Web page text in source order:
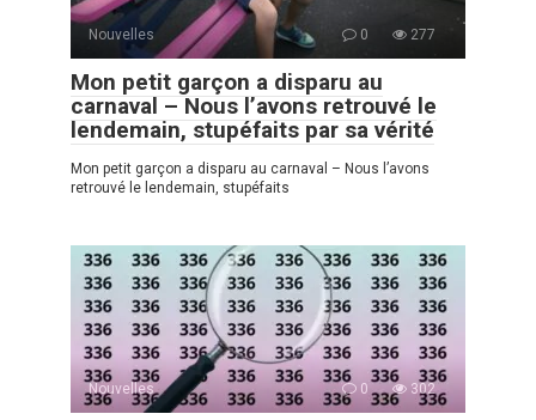
Nouvelles 0 277
Mon petit garçon a disparu au
carnaval – Nous l’avons retrouvé le
lendemain, stupéfaits par sa vérité
Mon petit garçon a disparu au carnaval – Nous l’avons
retrouvé le lendemain, stupéfaits
Nouvelles 0 302